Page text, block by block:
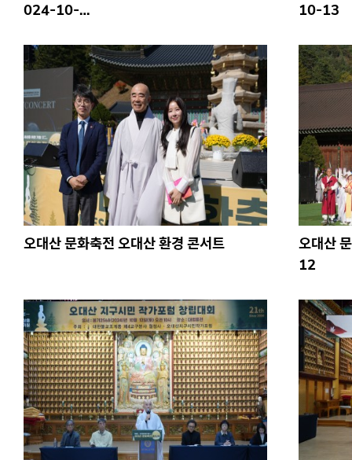
024-10-…
10-13
오대산 문화축전 오대산 환경 콘서트
오대산
12